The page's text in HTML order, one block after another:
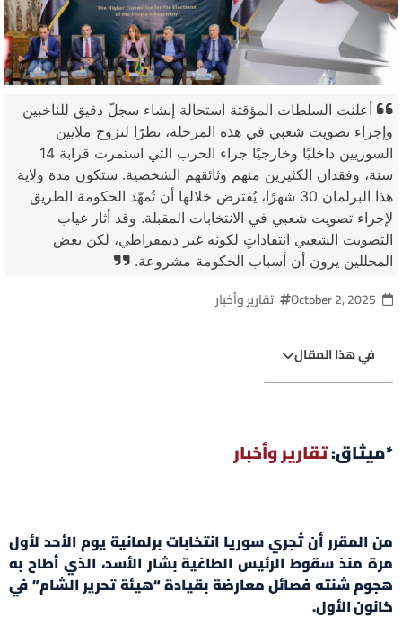
أعلنت السلطات المؤقتة استحالة إنشاء سجلّ دقيق للناخبين
وإجراء تصويت شعبي في هذه المرحلة، نظرًا لنزوح ملايين
السوريين داخليًا وخارجيًا جراء الحرب التي استمرت قرابة 14
سنة، وفقدان الكثيرين منهم وثائقهم الشخصية. ستكون مدة ولاية
هذا البرلمان 30 شهرًا، يُفترض خلالها أن تُمهّد الحكومة الطريق
لإجراء تصويت شعبي في الانتخابات المقبلة. وقد أثار غياب
التصويت الشعبي انتقاداتٍ لكونه غير ديمقراطي، لكن بعض
المحللين يرون أن أسباب الحكومة مشروعة.
October 2, 2025 تقارير وأخبار
في هذا المقال
*ميثاق:تقارير وأخبار
من المقرر أن تُجري سوريا انتخابات برلمانية يوم الأحد لأول
مرة منذ سقوط الرئيس الطاغية بشار الأسد، الذي أطاح به
هجوم شنته فصائل معارضة بقيادة “هيئة تحرير الشام” في
كانون الأول.